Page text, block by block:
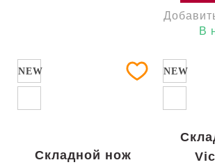
В
NEW
Складной нож
NEW